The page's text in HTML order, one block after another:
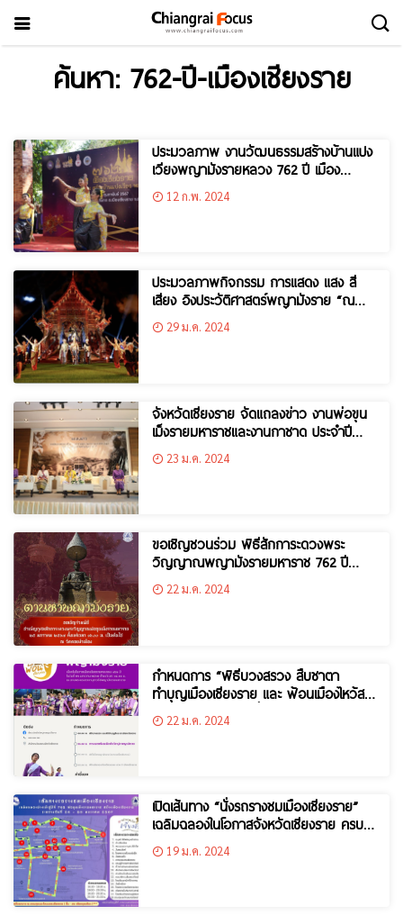
ค้นหา: 762-ปี-เมืองเชียงราย
ประมวลภาพ งานวัฒนธรรมสร้างบ้านแปง
เวียงพญามังรายหลวง 762 ปี เมือง
เชียงราย
12 ก.พ. 2024
ประมวลภาพกิจกรรม การแสดง แสง สี
เสียง อิงประวัติศาสตร์พญามังราย “ณ
เวียงงามนามเจียงฮาย” ที่วัดร่องเสือเต้น
29 ม.ค. 2024
จังหวัดเชียงราย จัดแถลงข่าว งานพ่อขุน
เม็งรายมหาราชและงานกาชาด ประจำปี
2567 เฉลิมฉลองเมืองเชียงรายครบรอบ
762 ปี23 ม.ค. 2024
ขอเชิญชวนร่วม พิธีสักการะดวงพระ
วิญญาณพญามังรายมหาราช 762 ปี
(ตานหาพญามังราย)
22 ม.ค. 2024
กำหนดการ “พิธีบวงสรวง สืบชาตา
ทำบุญเมืองเชียงราย และ ฟ้อนเมืองไหว้สา
ปูจาพญามังราย” เนื่องในโอกาสเมือง
เชียงรายครบรอบ 762 ปี
22 ม.ค. 2024
เปิดเส้นทาง “นั่งรถรางชมเมืองเชียงราย”
เฉลิมฉลองในโอกาสจังหวัดเชียงราย ครบ
รอบ 762 ปี
19 ม.ค. 2024